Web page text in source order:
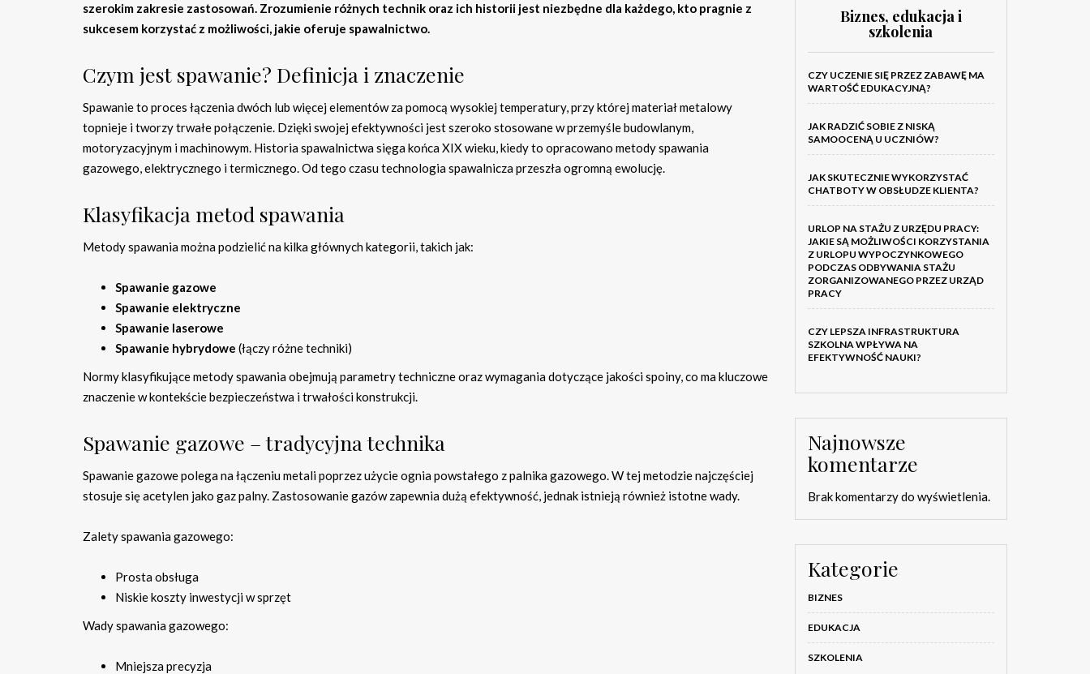
szerokim zakresie zastosowań. Zrozumienie różnych technik oraz ich historii jest niezbędne dla każdego, kto pragnie z
sukcesem korzystać z możliwości, jakie oferuje spawalnictwo.
Czym jest spawanie? Definicja i znaczenie
Spawanie to proces łączenia dwóch lub więcej elementów za pomocą wysokiej temperatury, przy której materiał metalowy
topnieje i tworzy trwałe połączenie. Dzięki swojej efektywności jest szeroko stosowane w przemyśle budowlanym,
motoryzacyjnym i machinowym. Historia spawalnictwa sięga końca XIX wieku, kiedy to opracowano metody spawania
gazowego, elektrycznego i termicznego. Od tego czasu technologia spawalnicza przeszła ogromną ewolucję.
Klasyfikacja metod spawania
Metody spawania można podzielić na kilka głównych kategorii, takich jak:
Spawanie gazowe
Spawanie elektryczne
Spawanie laserowe
Spawanie hybrydowe (łączy różne techniki)
Normy klasyfikujące metody spawania obejmują parametry techniczne oraz wymagania dotyczące jakości spoiny, co ma kluczowe
znaczenie w kontekście bezpieczeństwa i trwałości konstrukcji.
Spawanie gazowe – tradycyjna technika
Spawanie gazowe polega na łączeniu metali poprzez użycie ognia powstałego z palnika gazowego. W tej metodzie najczęściej
stosuje się acetylen jako gaz palny. Zastosowanie gazów zapewnia dużą efektywność, jednak istnieją również istotne wady.
Zalety spawania gazowego:
Prosta obsługa
Niskie koszty inwestycji w sprzęt
Wady spawania gazowego:
Mniejsza precyzja
Biznes, edukacja i
szkolenia
CZY UCZENIE SIĘ PRZEZ ZABAWĘ MA
WARTOŚĆ EDUKACYJNĄ?
JAK RADZIĆ SOBIE Z NISKĄ
SAMOOCENĄ U UCZNIÓW?
JAK SKUTECZNIE WYKORZYSTAĆ
CHATBOTY W OBSŁUDZE KLIENTA?
URLOP NA STAŻU Z URZĘDU PRACY:
JAKIE SĄ MOŻLIWOŚCI KORZYSTANIA
Z URLOPU WYPOCZYNKOWEGO
PODCZAS ODBYWANIA STAŻU
ZORGANIZOWANEGO PRZEZ URZĄD
PRACY
CZY LEPSZA INFRASTRUKTURA
SZKOLNA WPŁYWA NA
EFEKTYWNOŚĆ NAUKI?
Najnowsze
komentarze
Brak komentarzy do wyświetlenia.
Kategorie
BIZNES
EDUKACJA
SZKOLENIA